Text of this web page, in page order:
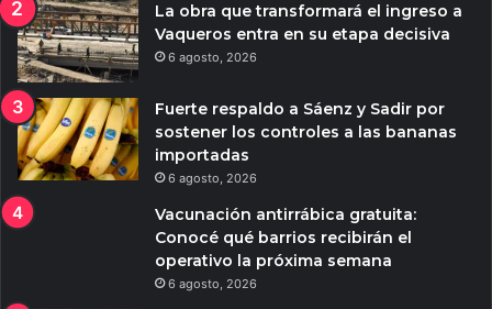
La obra que transformará el ingreso a
Vaqueros entra en su etapa decisiva
6 agosto, 2026
Fuerte respaldo a Sáenz y Sadir por
sostener los controles a las bananas
importadas
6 agosto, 2026
Vacunación antirrábica gratuita:
Conocé qué barrios recibirán el
operativo la próxima semana
6 agosto, 2026